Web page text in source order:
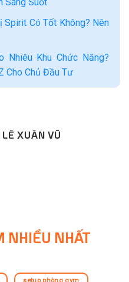
Spirit Có Tốt Không? Nên
Nhiêu Khu Chức Năng?
Cho Chủ Đầu Tư
LÊ XUÂN VŨ
NHIỀU NHẤT